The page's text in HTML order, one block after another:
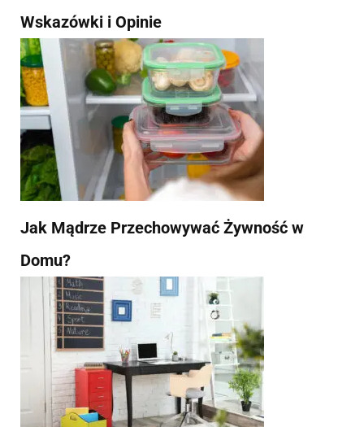
Wskazówki i Opinie
Jak Mądrze Przechowywać Żywność w
Domu?